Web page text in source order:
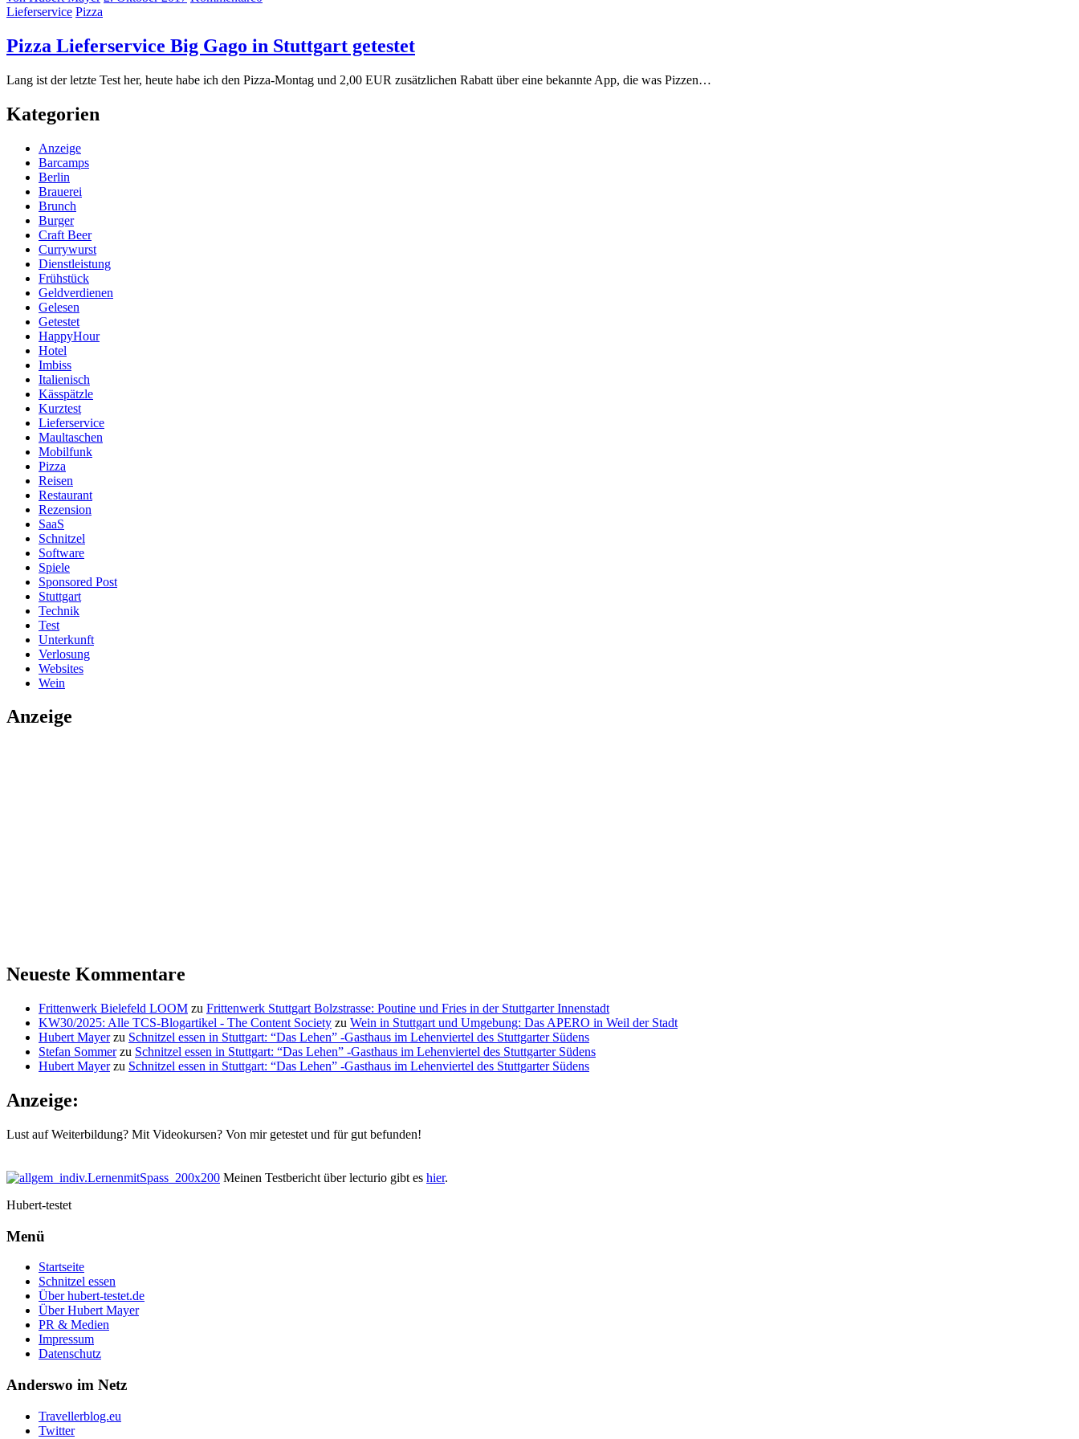
Lieferservice Pizza
Pizza Lieferservice Big Gago in Stuttgart getestet
Lang ist der letzte Test her, heute habe ich den Pizza-Montag und 2,00 EUR zusätzlichen Rabatt über eine bekannte App, die was Pizzen…
Kategorien
Anzeige
Barcamps
Berlin
Brauerei
Brunch
Burger
Craft Beer
Currywurst
Dienstleistung
Frühstück
Geldverdienen
Gelesen
Getestet
HappyHour
Hotel
Imbiss
Italienisch
Kässpätzle
Kurztest
Lieferservice
Maultaschen
Mobilfunk
Pizza
Reisen
Restaurant
Rezension
SaaS
Schnitzel
Software
Spiele
Sponsored Post
Stuttgart
Technik
Test
Unterkunft
Verlosung
Websites
Wein
Anzeige
Neueste Kommentare
Frittenwerk Bielefeld LOOM zu Frittenwerk Stuttgart Bolzstrasse: Poutine und Fries in der Stuttgarter Innenstadt
KW30/2025: Alle TCS-Blogartikel - The Content Society zu Wein in Stuttgart und Umgebung: Das APERO in Weil der Stadt
Hubert Mayerzu Schnitzel essen in Stuttgart: “Das Lehen” -Gasthaus im Lehenviertel des Stuttgarter Südens
Stefan Sommerzu Schnitzel essen in Stuttgart: “Das Lehen” -Gasthaus im Lehenviertel des Stuttgarter Südens
Hubert Mayerzu Schnitzel essen in Stuttgart: “Das Lehen” -Gasthaus im Lehenviertel des Stuttgarter Südens
Anzeige:
Lust auf Weiterbildung? Mit Videokursen? Von mir getestet und für gut befunden!
Meinen Testbericht über lecturio gibt es hier.
Hubert-testet
Menü
Startseite
Schnitzel essen
Über hubert-testet.de
Über Hubert Mayer
PR & Medien
Impressum
Datenschutz
Anderswo im Netz
Travellerblog.eu
Twitter